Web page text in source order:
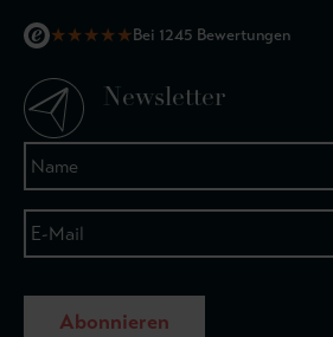
★★★★★Bei 1245 Bewertungen
Newsletter
Abonnieren